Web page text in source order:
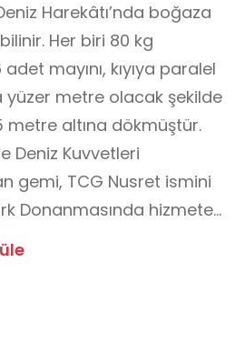
Harekâtı’nda boğaza
Her biri 80 kg
mayını, kıyıya paralel
yüzer metre olacak şekilde
metre altına dökmüştür.
Deniz Kuvvetleri
gemi, TCG Nusret ismini
Donanmasında hizmete
olma özelliğini taşıyan
vermektedir. Dönemi